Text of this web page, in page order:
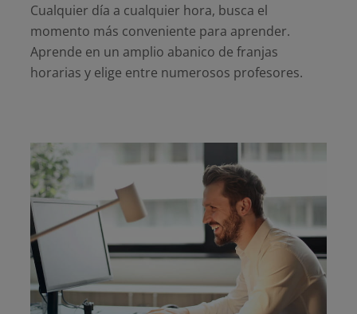
Cualquier día a cualquier hora, busca el
momento más conveniente para aprender.
Aprende en un amplio abanico de franjas
horarias y elige entre numerosos profesores.